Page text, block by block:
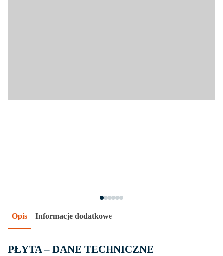
Opis Informacje dodatkowe
PŁYTA – DANE TECHNICZNE